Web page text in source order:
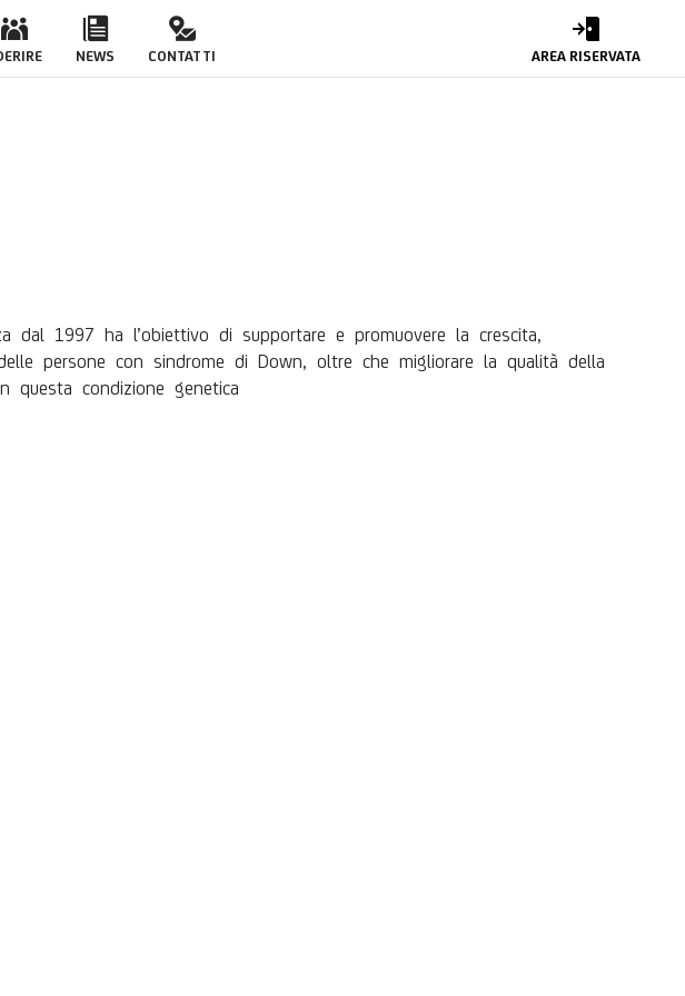
ODV
NEWS CONTATTI AREA RISERVATA
dal 1997 ha l’obiettivo di supportare e promuovere la crescita,
delle persone con sindrome di Down, oltre che migliorare la qualità della
condizione genetica